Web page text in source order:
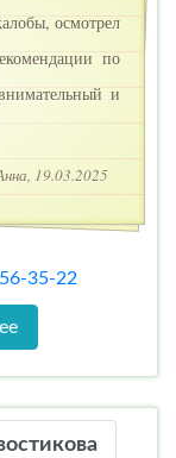
осмотрел
по
и
19.03.2025
35-22